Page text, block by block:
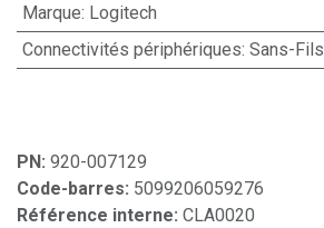
Marque: Logitech
Connectivités périphériques: Sans-Fils
PN: 920-007129
Code-barres: 5099206059276
Référence interne: CLA0020